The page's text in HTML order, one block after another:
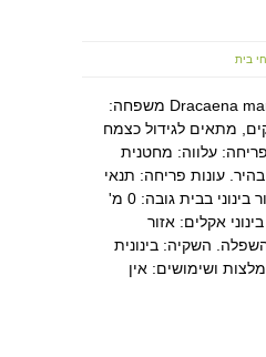
בית
דרקונית מלולה Dracaena marginata משפחה:
מתאים לגידול כצמח
עלווה: מחטנית
עונות פריחה: תנאי
אור: שמש חלקית עד אור בינוני בבית גובה: 0 מ'
בינוני אקלים: אזור
השקיה: בינונית
ושימושים: אין